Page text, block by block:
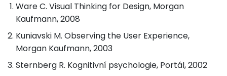
Ware C. Visual Thinking for Design, Morgan
Kaufmann, 2008
Kuniavski M. Observing the User Experience,
Morgan Kaufmann, 2003
Sternberg R. Kognitivní psychologie, Portál, 2002